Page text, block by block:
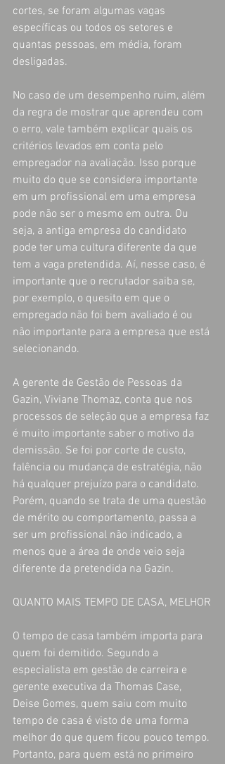
cortes, se foram algumas vagas
específicas ou todos os setores e
quantas pessoas, em média, foram
desligadas.
No caso de um desempenho ruim, além
da regra de mostrar que aprendeu com
o erro, vale também explicar quais os
critérios levados em conta pelo
empregador na avaliação. Isso porque
muito do que se considera importante
em um profissional em uma empresa
pode não ser o mesmo em outra. Ou
seja, a antiga empresa do candidato
pode ter uma cultura diferente da que
tem a vaga pretendida. Aí, nesse caso, é
importante que o recrutador saiba se,
por exemplo, o quesito em que o
empregado não foi bem avaliado é ou
não importante para a empresa que está
selecionando.
A gerente de Gestão de Pessoas da
Gazin, Viviane Thomaz, conta que nos
processos de seleção que a empresa faz
é muito importante saber o motivo da
demissão. Se foi por corte de custo,
falência ou mudança de estratégia, não
há qualquer prejuízo para o candidato.
Porém, quando se trata de uma questão
de mérito ou comportamento, passa a
ser um profissional não indicado, a
menos que a área de onde veio seja
diferente da pretendida na Gazin.
QUANTO MAIS TEMPO DE CASA, MELHOR
O tempo de casa também importa para
quem foi demitido. Segundo a
especialista em gestão de carreira e
gerente executiva da Thomas Case,
Deise Gomes, quem saiu com muito
tempo de casa é visto de uma forma
melhor do que quem ficou pouco tempo.
Portanto, para quem está no primeiro